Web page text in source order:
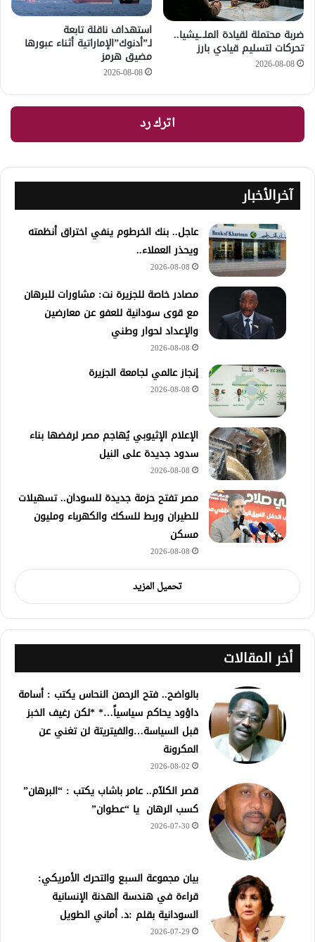
ضربة محتملة لقيادة الملـ.ـيشيا..
تحركات لتسليم قيادي بارز
2026-08-08
استهداف ناقلة تابعة
لـ”أدنوك”الإماراتية أثناء عبورها
مضيق هرمز
2026-08-08
اترك رد
آخرالأخبار
عاجل.. بنك الخرطوم ينفي اختراق أنظمته
ويحذر العملاء..
2026-08-08
مصادر خاصة للجزيرة نت: مشاورات للبرهان
مع قوى سودانية للعفو عن معارضين
والإعداد لحوار وطني
2026-08-08
إنجاز عالمي لجامعة الجزيرة
2026-08-08
الإعلام الإثيوبي يُهاجم مصر لرفضها بناء
سدود جديدة على النيل
2026-08-08
مصر تفتح حزمة جديدة للسودان.. تسهيلات
للطيران وربط للسكك والكهرباء ومليون
مسكن
2026-08-08
تحميل المزيد
أخر المقالات
بالواضح.. فتح الرحمن النحاس يكتب : أسامة
داؤود يحاكم سياسياً…* *لكن رغيف الخبز
قبل السياسة…والفيتريتة لن تغني عن
المكرونة
2026-08-02
قصر الكلآم.. عامر باشاب يكتب : “البرهان”
كسب الرهان يا “عطوان”
2026-07-30
بيان مجموعة السبع والتحرك الأمريكي:
قراءة في هندسة الهدنة الإنسانية
السودانية بقلم :د. أماني الطويل
2026-07-29